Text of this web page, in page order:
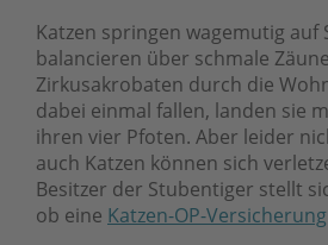
Katzen springen wagemutig auf
balancieren über schmale
Zirkusakrobaten durch die
dabei einmal fallen, landen sie
ihren vier Pfoten. Aber leider
auch Katzen können sich
Besitzer der Stubentiger stellt
ob eine Katzen-OP-Versicherung